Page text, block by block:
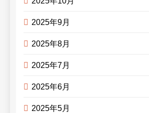
2025年9月
2025年8月
2025年7月
2025年6月
2025年5月